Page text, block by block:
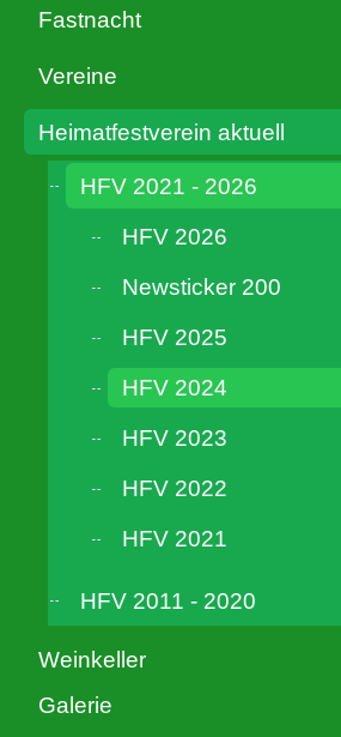
Fastnacht
Vereine
Heimatfestverein aktuell
HFV 2021 - 2026
HFV 2026
Newsticker 200
HFV 2025
HFV 2024
HFV 2023
HFV 2022
HFV 2021
HFV 2011 - 2020
Weinkeller
Galerie